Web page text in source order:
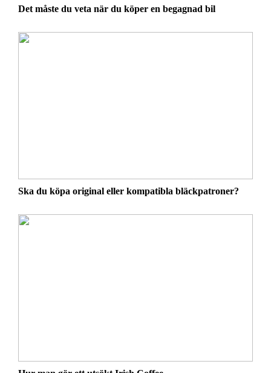
Det måste du veta när du köper en begagnad bil
Ska du köpa original eller kompatibla bläckpatroner?